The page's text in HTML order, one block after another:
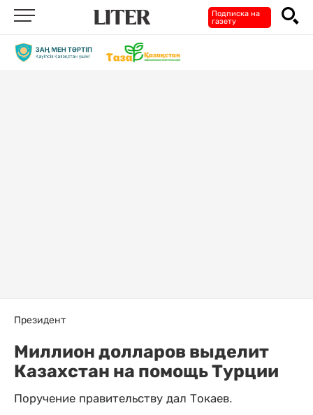
Подписка на
газету
Президент
Миллион долларов выделит
Казахстан на помощь Турции
Поручение правительству дал Токаев.